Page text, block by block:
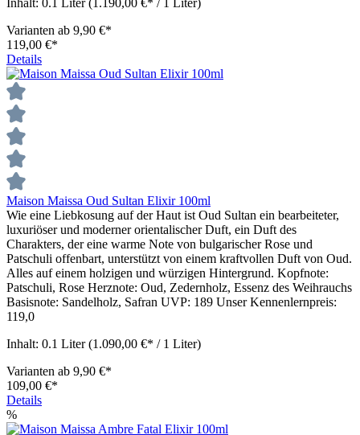
Varianten ab 9,90 €*
119,00 €*
Details
Maison Maissa Oud Sultan Elixir 100ml
Wie eine Liebkosung auf der Haut ist Oud Sultan ein bearbeiteter,
luxuriöser und moderner orientalischer Duft, ein Duft des
Charakters, der eine warme Note von bulgarischer Rose und
Patschuli offenbart, unterstützt von einem kraftvollen Duft von Oud.
Alles auf einem holzigen und würzigen Hintergrund. Kopfnote:
Patschuli, Rose Herznote: Oud, Zedernholz, Essenz des Weihrauchs
Basisnote: Sandelholz, Safran UVP: 189 Unser Kennenlernpreis:
119,0
Inhalt: 0.1 Liter(1.090,00 €* / 1 Liter)
Varianten ab 9,90 €*
109,00 €*
Details
%